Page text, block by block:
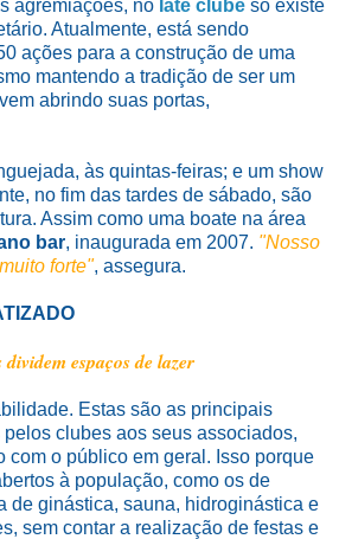
agremiações, no Iate clube só existe
Atualmente, está sendo
ações para a construção de uma
mantendo a tradição de ser um
abrindo suas portas,
às quintas-feiras; e um show
no fim das tardes de sábado, são
Assim como uma boate na área
bar, inaugurada em 2007. "Nosso
forte", assegura.
dividem espaços de lazer
Estas são as principais
clubes aos seus associados,
com o público em geral. Isso porque
à população, como os de
de ginástica, sauna, hidroginástica e
sem contar a realização de festas e